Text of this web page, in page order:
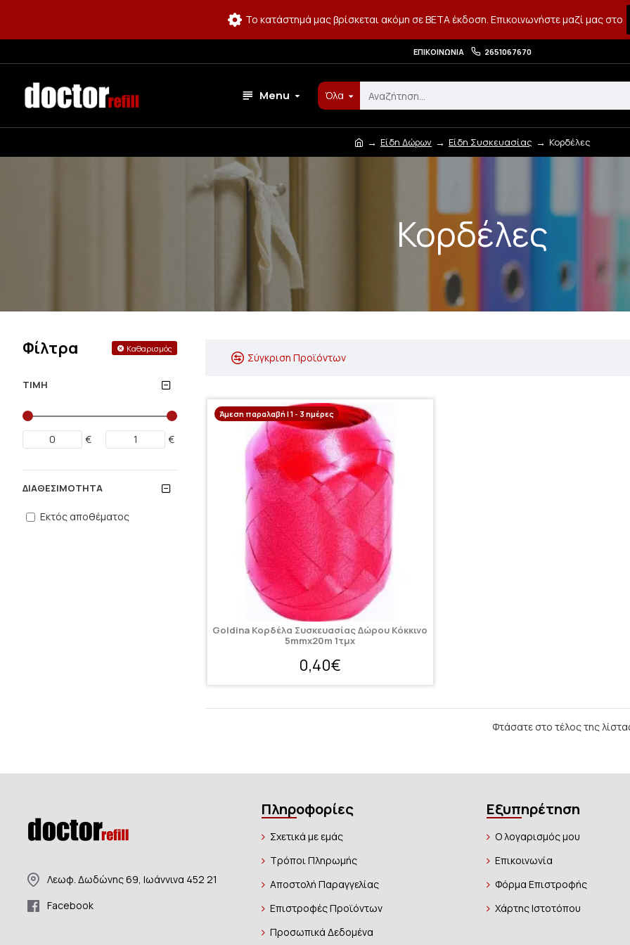
Το κατάστημά μας βρίσκεται ακόμη σε BETA έκδοση. Επικοινωνήστε μαζί μας στο
ΕΠΙΚΟΙΝΩΝΊΑ 2651067670
Menu Όλα
Είδη Δώρων Είδη Συσκευασίας Κορδέλες
Κορδέλες
Φίλτρα Καθαρισμός
ΤΙΜΉ
€ €
ΔΙΑΘΕΣΙΜΌΤΗΤΑ
Εκτός αποθέματος
Σύγκριση Προϊόντων
Άμεση παραλαβή | 1 - 3 ημέρες
Goldina Κορδέλα Συσκευασίας Δώρου Κόκκινο
5mmx20m 1τμχ
0,40€
Φτάσατε στο τέλος της
Λεωφ. Δωδώνης 69, Ιωάννινα 452 21
Facebook
Πληροφορίες
Σχετικά με εμάς
Τρόποι Πληρωμής
Αποστολή Παραγγελίας
Επιστροφές Προϊόντων
Προσωπικά Δεδομένα
Εξυπηρέτηση
Ο λογαρισμός μου
Επικοινωνία
Φόρμα Επιστροφής
Χάρτης Ιστοτόπου